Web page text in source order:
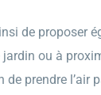
de proposer
ou à
de prendre l’air